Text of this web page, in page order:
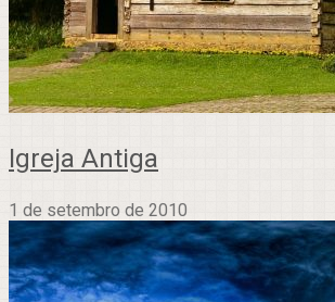
Igreja Antiga
1 de setembro de 2010